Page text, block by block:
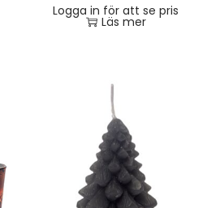
Logga in för att se pris
Läs mer